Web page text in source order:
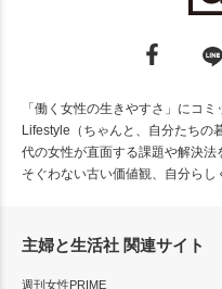
「働く女性の生きやすさ」にコ
Lifestyle（ちゃんと、自分たちの
代の女性が直面する課題や解決
そぐわない古い価値観、自分らし
主婦と生活社 関連サイト
週刊女性PRIME